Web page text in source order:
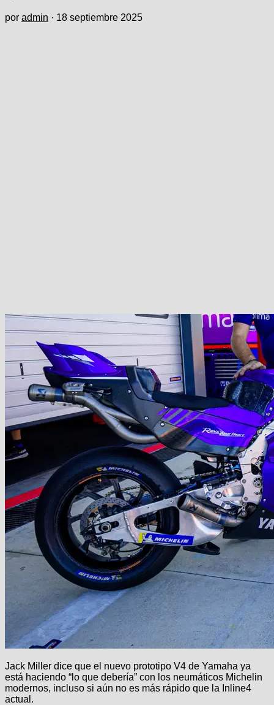
por admin · 18 septiembre 2025
Jack Miller dice que el nuevo prototipo V4 de Yamaha ya
está haciendo “lo que debería” con los neumáticos Michelin
modernos, incluso si aún no es más rápido que la Inline4
actual.